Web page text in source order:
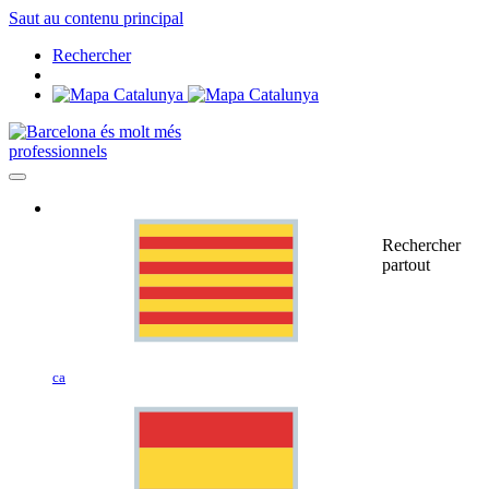
Saut au contenu principal
Rechercher
professionnels
ca
Rechercher
partout